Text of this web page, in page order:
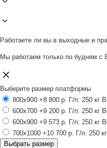
Работаете ли вы в выходные и
Мы работаем только по будням с
Выберите размер платформы
800x900 +8 800 р. Г/п: 250 кг
600x700 +9 200 р. Г/п: 250 кг
600x900 +9 573 р. Г/п: 250 кг
700x1000 +10 700 р. Г/п: 250 кг
Выбрать размер